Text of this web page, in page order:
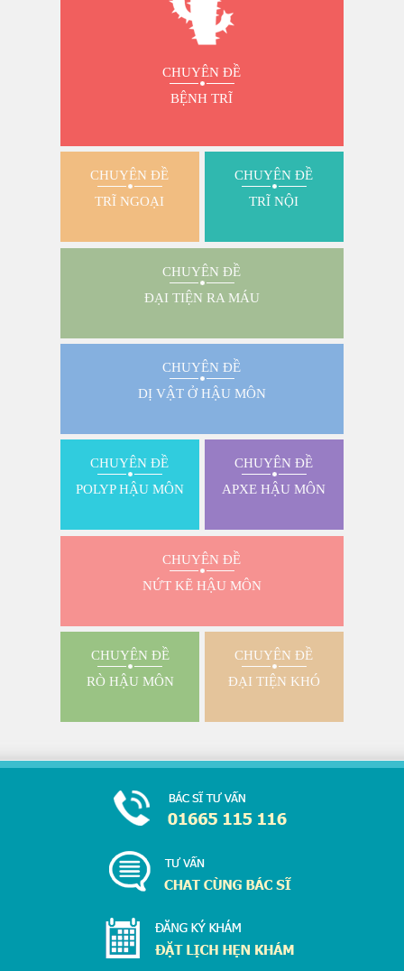
CHUYÊN ĐỀ
BỆNH TRĨ
CHUYÊN ĐỀ
TRĨ NGOẠI
CHUYÊN ĐỀ
TRĨ NỘI
CHUYÊN ĐỀ
ĐẠI TIỆN RA MÁU
CHUYÊN ĐỀ
DỊ VẬT Ở HẬU MÔN
CHUYÊN ĐỀ
POLYP HẬU MÔN
CHUYÊN ĐỀ
APXE HẬU MÔN
CHUYÊN ĐỀ
NỨT KẼ HẬU MÔN
CHUYÊN ĐỀ
RÒ HẬU MÔN
CHUYÊN ĐỀ
ĐẠI TIỆN KHÓ